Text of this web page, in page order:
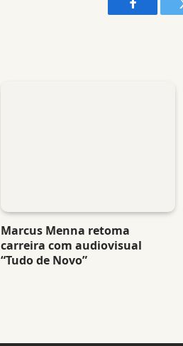
Facebook
Marcus Menna retoma
carreira com audiovisual
“Tudo de Novo”